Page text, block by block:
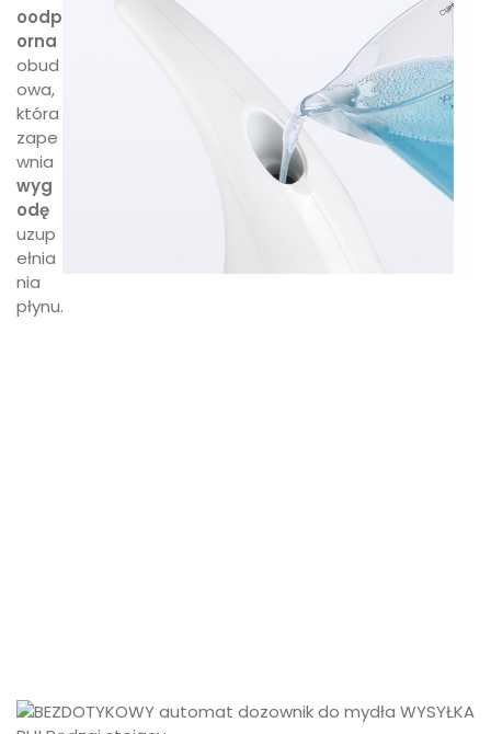
oodp
orna
obud
owa,
która
zape
wnia
wyg
odę
uzup
ełnia
nia
płynu.